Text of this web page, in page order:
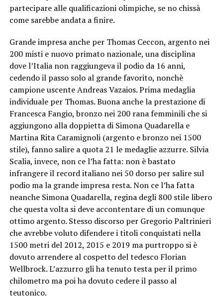
partecipare alle qualificazioni olimpiche, se no chissà
come sarebbe andata a finire.
Grande impresa anche per Thomas Ceccon, argento nei
200 misti e nuovo primato nazionale, una disciplina
dove l’Italia non raggiungeva il podio da 16 anni,
cedendo il passo solo al grande favorito, nonchè
campione uscente Andreas Vazaios. Prima medaglia
individuale per Thomas. Buona anche la prestazione di
Francesca Fangio, bronzo nei 200 rana femminili che si
aggiungono alla doppietta di Simona Quadarella e
Martina Rita Caramignoli (argento e bronzo nei 1500
stile), fanno salire a quota 21 le medaglie azzurre. Silvia
Scalia, invece, non ce l’ha fatta: non è bastato
infrangere il record italiano nei 50 dorso per salire sul
podio ma la grande impresa resta. Non ce l’ha fatta
neanche Simona Quadarella, regina degli 800 stile libero
che questa volta si deve accontentare di un comunque
ottimo argento. Stesso discorso per Gregorio Paltrinieri
che avrebbe voluto difendere i titoli conquistati nella
1500 metri del 2012, 2015 e 2019 ma purtroppo si è
dovuto arrendere al cospetto del tedesco Florian
Wellbrock. L’azzurro gli ha tenuto testa per il primo
chilometro ma poi ha dovuto cedere il passo al
teutonico.